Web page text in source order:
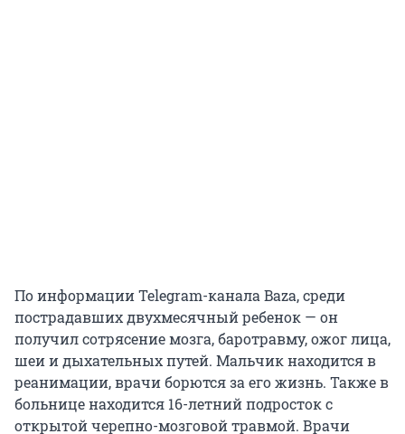
По информации Telegram-канала Baza, среди
пострадавших двухмесячный ребенок — он
получил сотрясение мозга, баротравму, ожог лица,
шеи и дыхательных путей. Мальчик находится в
реанимации, врачи борются за его жизнь. Также в
больнице находится 16-летний подросток с
открытой черепно-мозговой травмой. Врачи